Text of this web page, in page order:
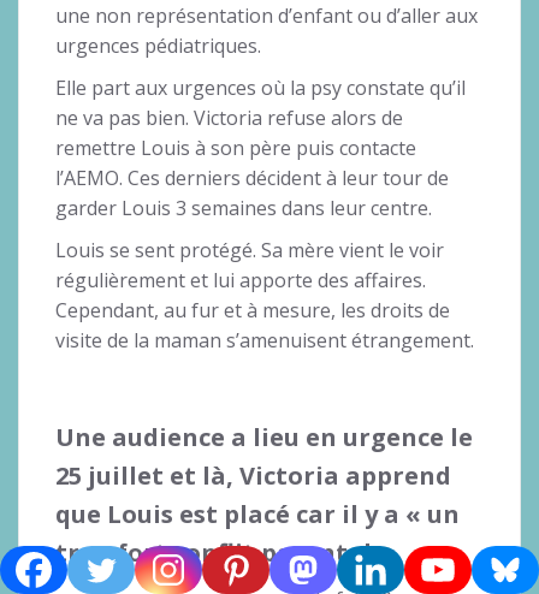
une non représentation d’enfant ou d’aller aux
urgences pédiatriques.
Elle part aux urgences où la psy constate qu’il
ne va pas bien. Victoria refuse alors de
remettre Louis à son père puis contacte
l’AEMO. Ces derniers décident à leur tour de
garder Louis 3 semaines dans leur centre.
Louis se sent protégé. Sa mère vient le voir
régulièrement et lui apporte des affaires.
Cependant, au fur et à mesure, les droits de
visite de la maman s’amenuisent étrangement.
Une audience a lieu en urgence le
25 juillet et là, Victoria apprend
que Louis est placé car il y a « un
trop fort conflit parental ».